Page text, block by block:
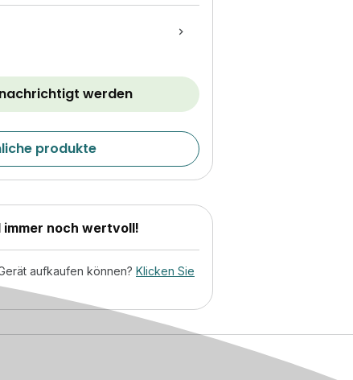
werden
produkte
noch wertvoll!
aufkaufen können? Klicken Sie